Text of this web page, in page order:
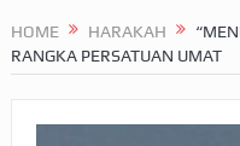
MIMPI YANG DIABAIKAN
HOME HARAKAH
RANGKA PERSATUAN UMAT